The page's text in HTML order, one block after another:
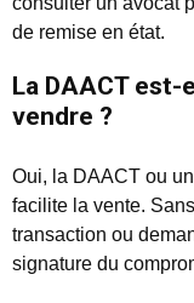
de remise en état.
La DAACT
vendre ?
Oui, la DAACT ou
facilite la vente.
transaction ou
signature du